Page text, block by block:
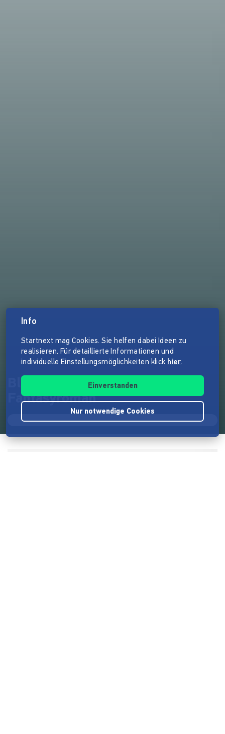
Blut gegen Blut - Ein düsterer
Fantasyroman
Info
Startnext mag Cookies. Sie helfen dabei Ideen zu
realisieren. Für detaillierte Informationen und
individuelle Einstellungsmöglichkeiten klick hier.
Einverstanden
Nur notwendige Cookies